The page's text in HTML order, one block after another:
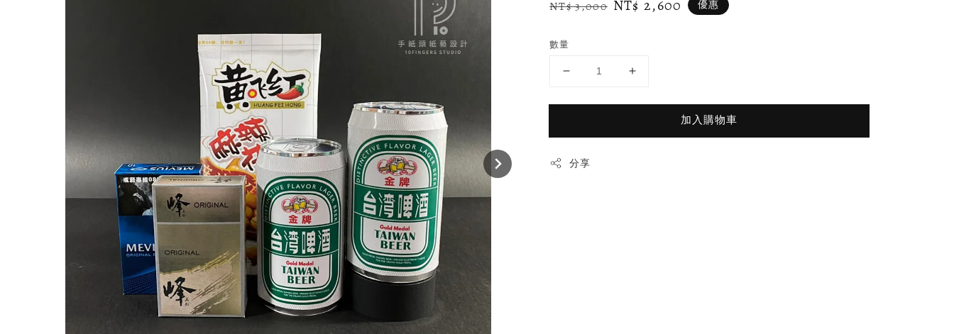
Regular
NT$ 3,000 Sale
NT$ 2,600 優惠
數量
加入購物車
分享